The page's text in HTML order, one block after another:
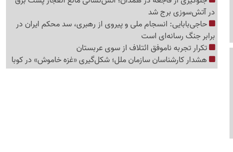
در آتش‌سوزی برج شد
حاجی‌بابایی: انسجام ملی و پیروی از رهبری، سد محکم ایران در
برابر جنگ رسانه‌ای است
تکرار تجربه ناموفق ائتلاف از سوی عربستان
هشدار کارشناسان سازمان ملل؛ شکل‌گیری «غزه‌ خاموش» در کوبا